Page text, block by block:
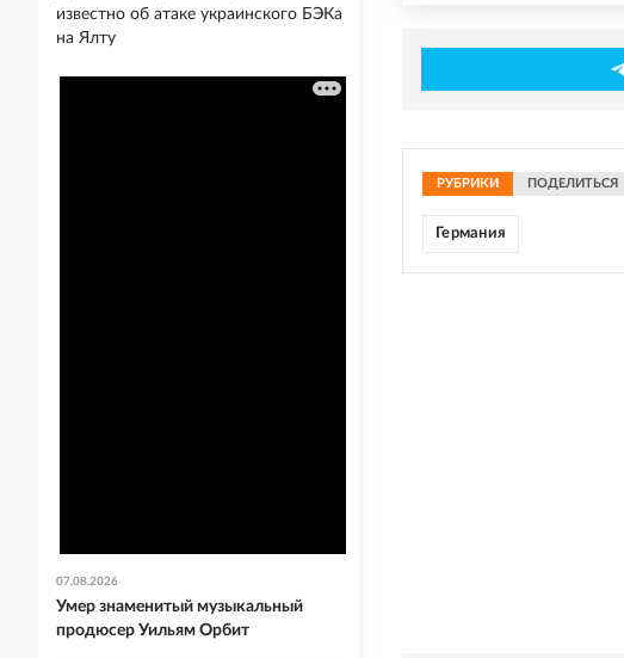
РУБРИКИ ПОДЕЛИТЬСЯ
Германия
известно об атаке украинского БЭКа
на Ялту
07.08.2026
Умер знаменитый музыкальный
продюсер Уильям Орбит